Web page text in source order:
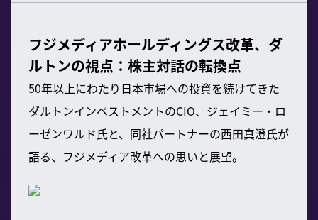
フジメディアホールディングス改革、ダ
ルトンの視点：株主対話の転換点
50年以上にわたり日本市場への投資を続けてきた
ダルトンインベストメントのCIO、ジェイミー・ロ
ーゼンワルド氏と、同社パートナーの西田真澄氏が
語る、フジメディア改革への思いと展望。